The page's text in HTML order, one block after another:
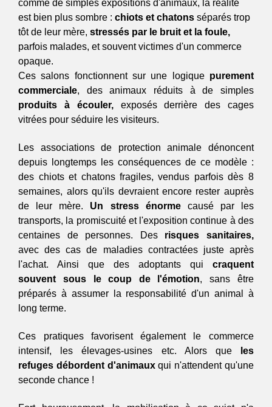
comme de simples expositions d'animaux, la réalité
est bien plus sombre : chiots et chatons séparés trop
tôt de leur mère, stressés par le bruit et la foule,
parfois malades, et souvent victimes d'un commerce
opaque.
Ces salons fonctionnent sur une logique purement
commerciale
, des animaux réduits à de simples
produits à écouler, exposés derrière des cages
vitrées pour séduire les visiteurs.
Les associations de protection animale dénoncent
depuis longtemps les conséquences de ce modèle :
des chiots et chatons fragiles, vendus parfois dès 8
semaines, alors qu'ils devraient encore rester auprès
de leur mère. Un stress énorme causé par les
transports, la promiscuité et l'exposition continue à des
centaines de personnes. Des risques sanitaires,
avec des cas de maladies contractées juste après
l'achat. Ainsi que des adoptants qui craquent
souvent sous le coup de l'émotion, sans être
préparés à assumer la responsabilité d'un animal à
long terme.
Ces pratiques favorisent également le commerce
intensif, les élevages-usines etc. Alors que les
refuges débordent d'animaux qui n'attendent qu'une
seconde chance !